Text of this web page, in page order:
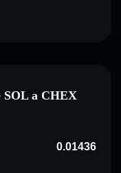
SOL a CHEX